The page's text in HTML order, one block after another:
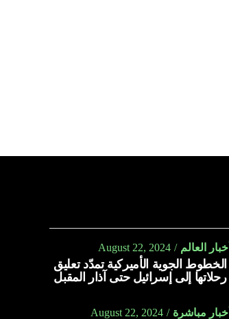
أخبار العالم August 22, 2024
الخطوط الجوية الأميركية تمدّد تعليق
رحلاتها إلى إسرائيل حتى آذار المقبل
أخبار مباشرة August 22, 2024